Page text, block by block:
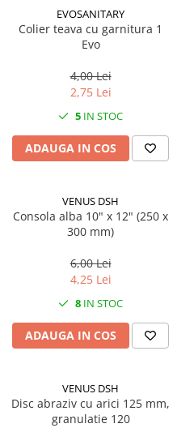
Prosoape de hartie si servetele
Saci gunoi
Solutii geamuri
Solutii universale
Gradina
Accesorii pentru gradina
Articole antidaunatori gradina
Aspersoare
Furtunuri gradinarit
Ghivece si suporturi
Hamace si leagane
Leagane copii
Lopeti si unelte deszapezit
EVOSANITARY
Colier teava cu garnitura 1
Evo
4,00 Lei
2,75 Lei
5 IN STOC
ADAUGA IN COS
VENUS DSH
Consola alba 10" x 12" (250 x
300 mm)
6,00 Lei
4,25 Lei
8 IN STOC
ADAUGA IN COS
VENUS DSH
Disc abraziv cu arici 125 mm,
granulatie 120